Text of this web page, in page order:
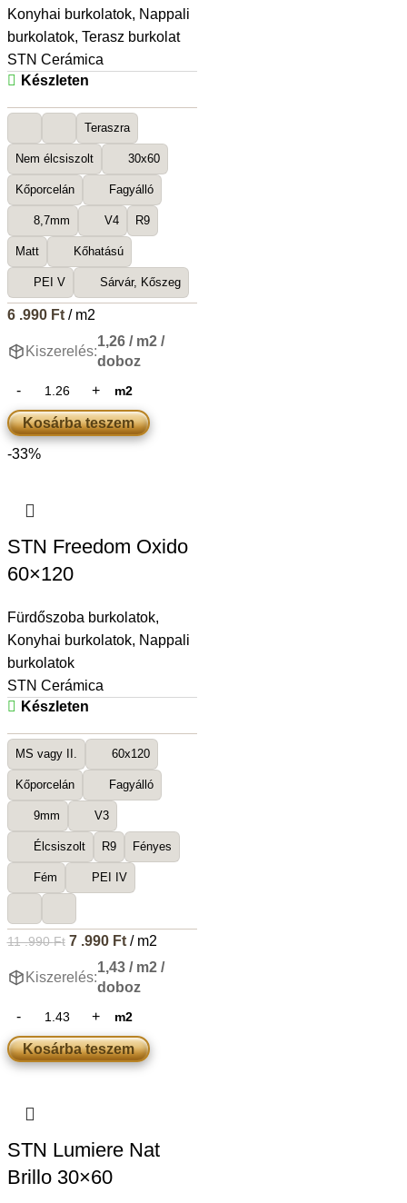
Konyhai burkolatok, Nappali
burkolatok, Terasz burkolat
STN Cerámica
Készleten
Teraszra
Nem élcsiszolt 30x60
Kőporcelán Fagyálló
8,7mm V4 R9
Matt Kőhatású
PEI V Sárvár, Kőszeg
6 .990 Ft/ m2
Kiszerelés:
1,26 / m2 /
doboz
m2
Kosárba teszem
-33%
STN Freedom Oxido
60×120
Fürdőszoba burkolatok,
Konyhai burkolatok, Nappali
burkolatok
STN Cerámica
Készleten
MS vagy II. 60x120
Kőporcelán Fagyálló
9mm V3
Élcsiszolt R9 Fényes
Fém PEI IV
11 .990Ft 7 .990 Ft/ m2
Kiszerelés:
1,43 / m2 /
doboz
m2
Kosárba teszem
STN Lumiere Nat
Brillo 30×60